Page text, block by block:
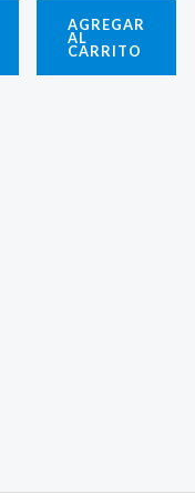
AGREGAR
AL
CARRITO